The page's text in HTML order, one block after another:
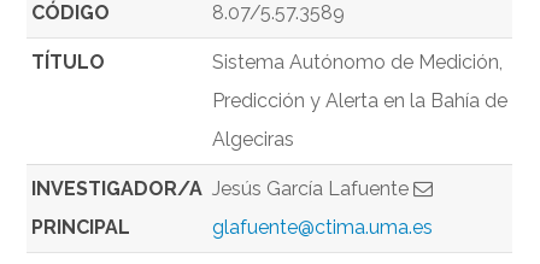
CÓDIGO 8.07/5.57.3589
TÍTULO
Sistema Autónomo de Medición,
Predicción y Alerta en la Bahía de
Algeciras
INVESTIGADOR/A
PRINCIPAL
Jesús García Lafuente
glafuente@ctima.uma.es